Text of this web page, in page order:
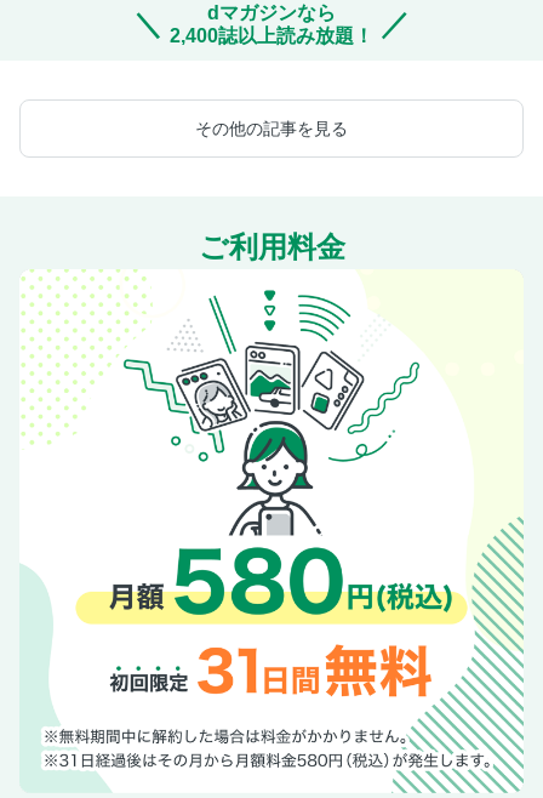
dマガジンなら
2,400誌以上読み放題！
その他の記事を見る
ご利用料金